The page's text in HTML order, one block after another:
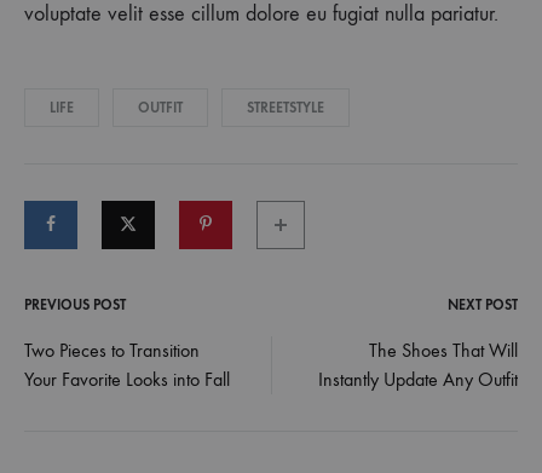
voluptate velit esse cillum dolore eu fugiat nulla pariatur.
LIFE OUTFIT STREETSTYLE
Post
PREVIOUS POST NEXT POST
Two Pieces to Transition
Your Favorite Looks into Fall
The Shoes That Will
Instantly Update Any Outfit